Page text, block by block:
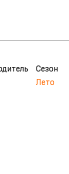
Сезон
Лето